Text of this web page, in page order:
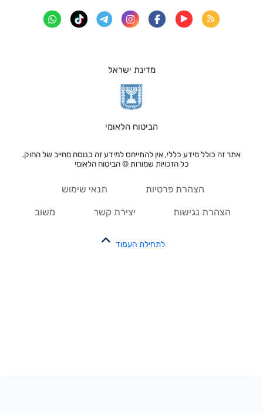
מדינת ישראל
הביטוח הלאומי
אתר זה כולל מידע כללי, אין להתייחס למידע זה כנוסח מחייב של החוק.
כל הזכויות שמורות © הביטוח הלאומי
הצהרת פרטיות תנאי שימוש
הצהרת נגישות יצירת קשר משוב
לתחילת העמוד